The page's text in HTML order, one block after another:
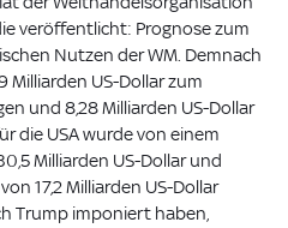
veröffentlicht: Prognose zum
Nutzen der WM. Demnach
Milliarden US-Dollar zum
und 8,28 Milliarden US-Dollar
die USA wurde von einem
Milliarden US-Dollar und
17,2 Milliarden US-Dollar
Trump imponiert haben,